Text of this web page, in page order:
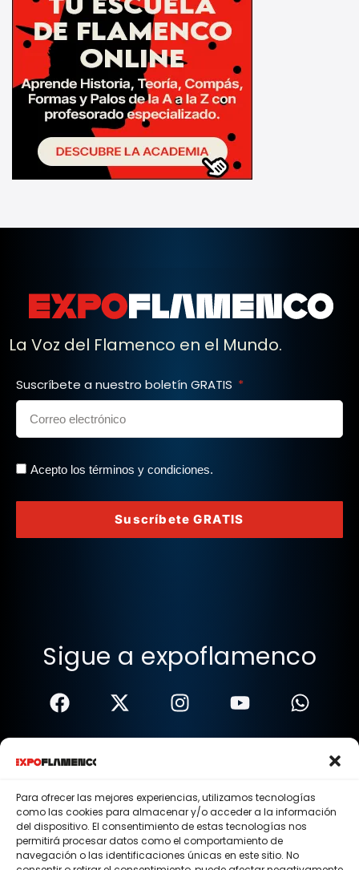
Para ofrecer las mejores experiencias, utilizamos tecnologías
como las cookies para almacenar y/o acceder a la información
del dispositivo. El consentimiento de estas tecnologías nos
permitirá procesar datos como el comportamiento de
navegación o las identificaciones únicas en este sitio. No
La Voz del Flamenco en el Mundo.
Suscríbete a nuestro boletín GRATIS
Acepto los términos y condiciones.
Suscríbete GRATIS
Sigue a expoflamenco
Términos Y Condiciones
Política De Privacidad
Política De Cookies
Aviso Legal